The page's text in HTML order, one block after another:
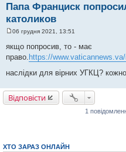
Папа Франциск
католиков
в
і
о
е
н
н
06 грудня 2021, 13:51
якщо попросив, то - має
право. https://
наслідки для вірних УГКЦ?
Відповісти
1
ХТО ЗАРАЗ ОНЛАЙН